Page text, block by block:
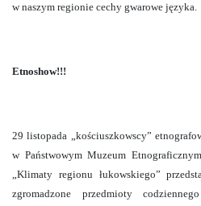
w naszym regionie cechy gwarowe języka.
Etnoshow!!!
29 listopada „kościuszkowscy”
w Państwowym Muzeum
„Klimaty regionu łukowskiego”
zgromadzone przedmioty